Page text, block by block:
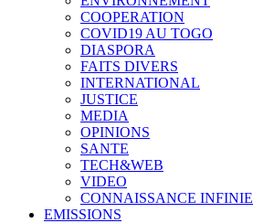
COOPERATION
COVID19 AU TOGO
DIASPORA
FAITS DIVERS
INTERNATIONAL
JUSTICE
MEDIA
OPINIONS
SANTE
TECH&WEB
VIDEO
CONNAISSANCE INFINIE
EMISSIONS